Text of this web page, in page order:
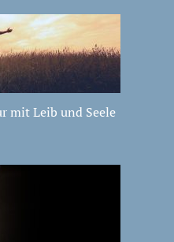
mit Leib und Seele